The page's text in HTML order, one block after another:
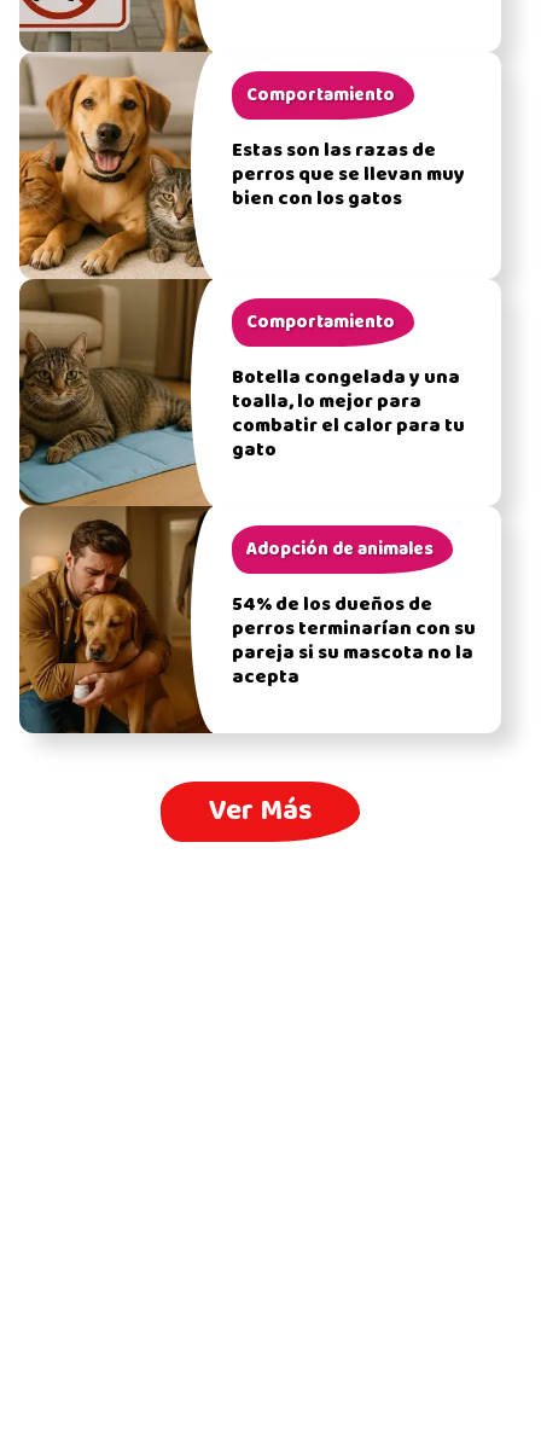
Comportamiento
Estas son las razas de
perros que se llevan muy
bien con los gatos
Comportamiento
Botella congelada y una
toalla, lo mejor para
combatir el calor para tu
gato
Adopción de animales
54% de los dueños de
perros terminarían con su
pareja si su mascota no la
acepta
Ver Más